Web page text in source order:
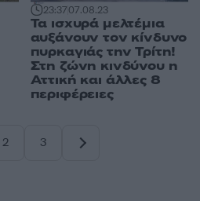
23:3707.08.23
Τα ισχυρά μελτέμια
αυξάνουν τον κίνδυνο
πυρκαγιάς την Τρίτη!
Στη ζώνη κινδύνου η
Αττική και άλλες 8
περιφέρειες
2
3